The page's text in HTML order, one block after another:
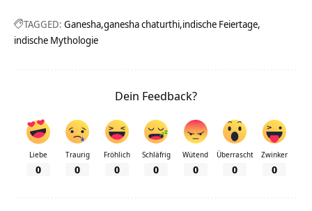
TAGGED: Ganesha ganesha chaturthi indische Feiertage
indische Mythologie
Dein Feedback?
Liebe
0
Traurig
0
Fröhlich
0
Schläfrig
0
Wütend
0
Überrascht
0
Zwinker
0